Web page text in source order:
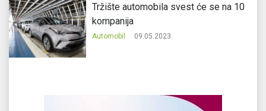
Tržište automobila svest će se na 10
kompanija
Automobil 09.05.2023.